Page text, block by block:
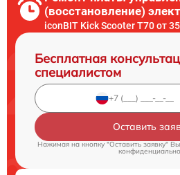
(восстановление)
iconBIT Kick Scooter T70 от
Бесплатная
специалистом
Оставить
Нажимая на кнопку "Оставить заявку"